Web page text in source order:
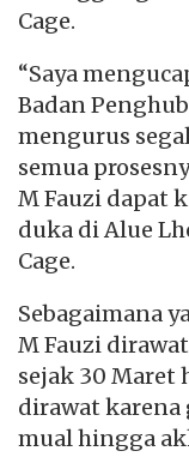
Cage.
“Saya
Badan
mengurus
semua
M Fauzi dapat
duka di Alue
Cage.
Sebagaimana
M Fauzi
sejak 30 Maret
dirawat karena
mual hingga